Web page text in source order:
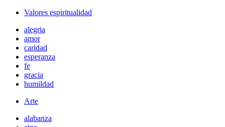
Valores espiritualidad
alegria
amor
caridad
esperanza
fe
gracia
humildad
Arte
alabanza